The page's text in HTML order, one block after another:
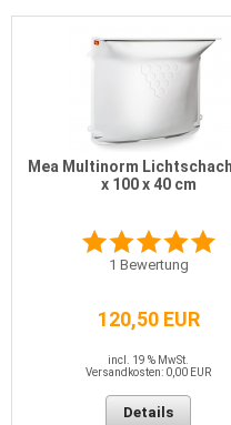
Mea Multinorm
x 100 x 40 cm
1 Bewertung
120,50 EUR
incl. 19 % MwSt.
Versandkosten: 0,00 EUR
Details